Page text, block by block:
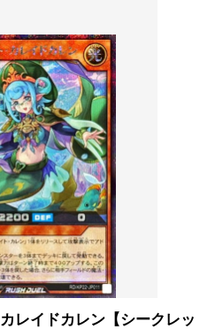
レイドカレン【シークレッ